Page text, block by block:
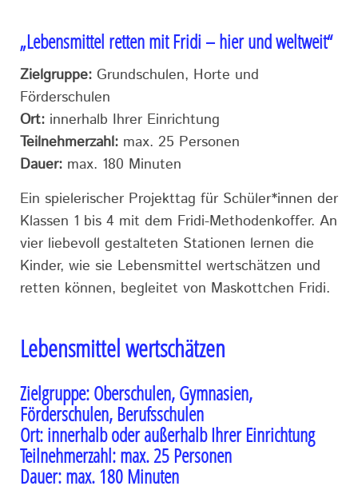
„Lebensmittel retten mit Fridi – hier und weltweit“
Zielgruppe: Grundschulen, Horte und
Förderschulen
Ort: innerhalb Ihrer Einrichtung
Teilnehmerzahl: max. 25 Personen
Dauer: max. 180 Minuten
Ein spielerischer Projekttag für Schüler*innen der
Klassen 1 bis 4 mit dem Fridi-Methodenkoffer. An
vier liebevoll gestalteten Stationen lernen die
Kinder, wie sie Lebensmittel wertschätzen und
retten können, begleitet von Maskottchen Fridi.
Lebensmittel wertschätzen
Zielgruppe:Oberschulen, Gymnasien,
Förderschulen, Berufsschulen
Ort:innerhalb oder außerhalb Ihrer Einrichtung
Teilnehmerzahl:max. 25 Personen
Dauer:max. 180 Minuten